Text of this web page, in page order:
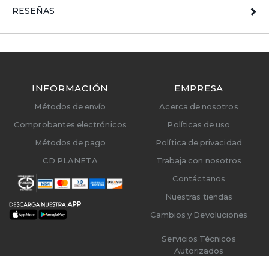
RESEÑAS
INFORMACIÓN
Métodos de envío
Comprobantes electrónicos
Métodos de pago
CD PLANETA
EMPRESA
Acerca de nosotros
Políticas de uso
Política de privacidad
Trabaja con nosotros
Contáctanos
Nuestras tiendas
Cambios y Devoluciones
Servicios Técnicos
Autorizados